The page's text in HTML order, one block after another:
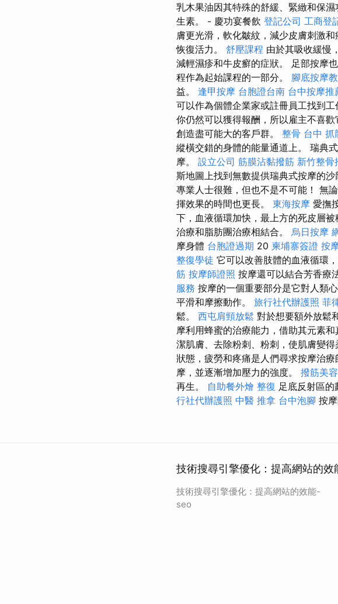
乳木果油因其特殊的舒緩、緊緻和保
生素。 - 慶功宴餐飲 登記公司 工商登
膚更光滑，軟化皺紋，減少皮膚刺激
恢復活力。 舒壓課程 由於其吸收緩慢
減輕濕疹和牛皮癬的症狀。 足部按摩
程作為起始課程的一部分。 腳底按摩
益。 逢甲按摩 台胞證台南 台中按摩推
可以作為個體企業家或註冊員工找到工
你仍然可以獲得報酬，所以雇主不喜歡
創造盡可能大的客戶群。 整骨 台中 抓
縱橫交錯的身體的能量通道上。 瑞典
摩。 設立公司 筋膜沾黏撥筋 新竹整骨
斯地圖上找到無數提供瑞典式按摩的沙
專業人士很難，但也不是不可能！ 無
揮效果的時間也更長。 東海按摩 愛撫
下，血液循環加快，最上方的死皮層被
治療和脂肪團治療相結合。 烏日按摩
摩身體 台胞證過期 20 柬埔寨簽證 按
整復學徒 它可以改善肢體的血液循環
筋 按摩師證照 按摩還可以結合芳香療
服務 按摩的一個重要部分是它對人類
平滑和摩擦動作。 旅行社代辦護照 菲
鬆。 西屯肩頸放鬆 對於想要額外放鬆
摩利用蜂蜜的治療能力，借助其元素和
潔肌膚、去除粉刺、粉刺，使肌膚變
狀態，疲勞和疼痛是人們尋求按摩治
摩，並逐漸增加壓力的強度。 撥筋美容
再生。 自助餐外燴 整復 足底反射區的
行社代辦護照 中醫 推拿 台中泡腳 按
技術搜尋引擎優化：提高網站的效
技術搜尋引擎優化：提高網站的效能-
seo